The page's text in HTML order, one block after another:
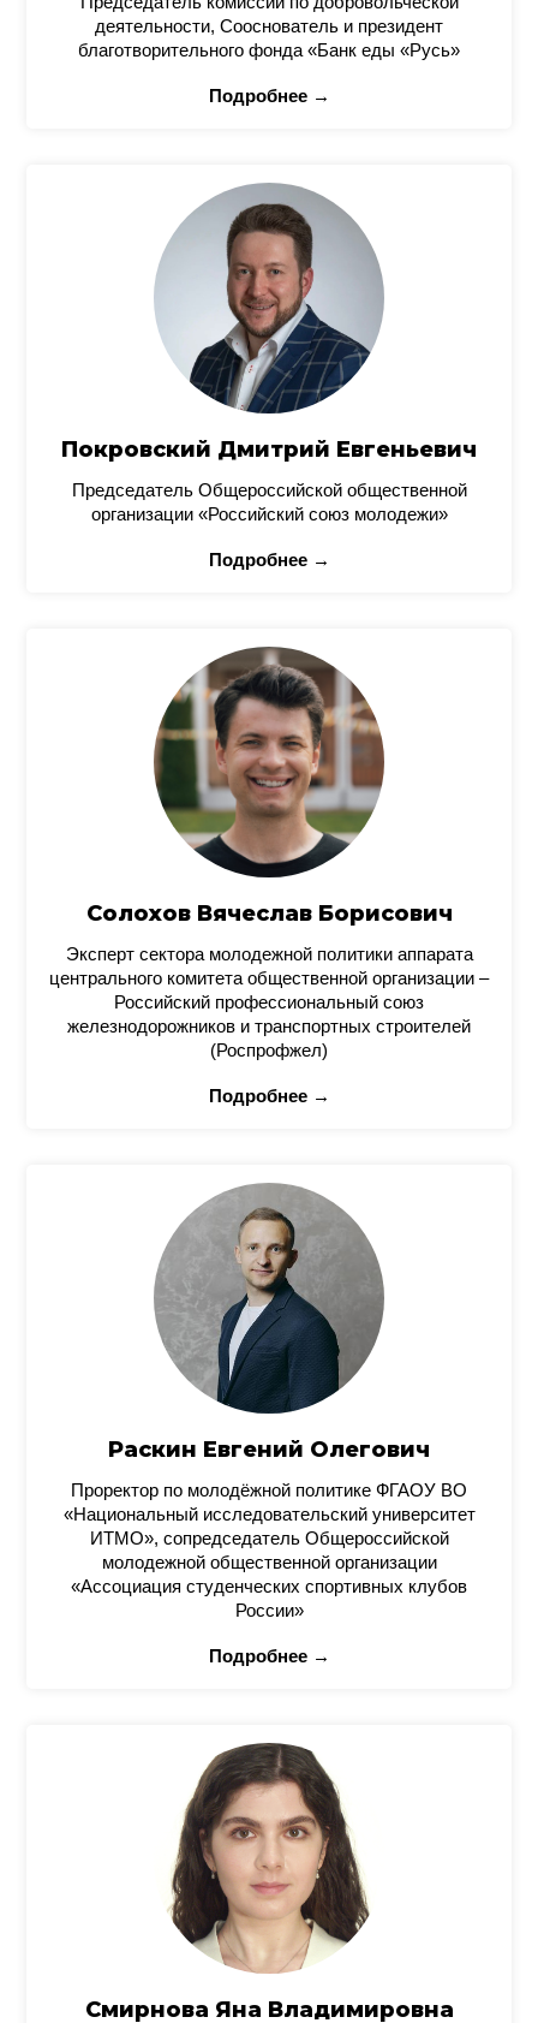
деятельности, Сооснователь и президент
благотворительного фонда «Банк еды «Русь»
Подробнее →
Покровский Дмитрий Евгеньевич
Председатель Общероссийской общественной
организации «Российский союз молодежи»
Подробнее →
Солохов Вячеслав Борисович
Эксперт сектора молодежной политики аппарата
центрального комитета общественной организации –
Российский профессиональный союз
железнодорожников и транспортных строителей
(Роспрофжел)
Подробнее →
Раскин Евгений Олегович
Проректор по молодёжной политике ФГАОУ ВО
«Национальный исследовательский университет
ИТМО», сопредседатель Общероссийской
молодежной общественной организации
«Ассоциация студенческих спортивных клубов
России»
Подробнее →
Смирнова Яна Владимировна